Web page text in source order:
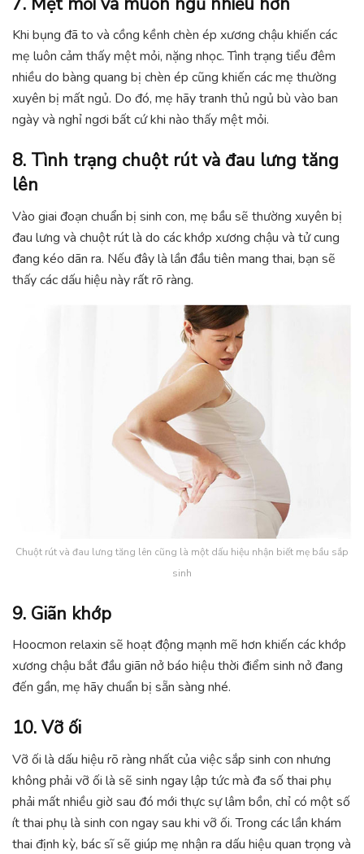
Khi bụng đã to và cồng kềnh chèn ép xương chậu khiến các
mẹ luôn cảm thấy mệt mỏi, nặng nhọc. Tình trạng tiểu đêm
nhiều do bàng quang bị chèn ép cũng khiến các mẹ thường
xuyên bị mất ngủ. Do đó, mẹ hãy tranh thủ ngủ bù vào ban
ngày và nghỉ ngơi bất cứ khi nào thấy mệt mỏi.
8. Tình trạng chuột rút và đau lưng tăng
lên
Vào giai đoạn chuẩn bị sinh con, mẹ bầu sẽ thường xuyên bị
đau lưng và chuột rút là do các khớp xương chậu và tử cung
đang kéo dãn ra. Nếu đây là lần đầu tiên mang thai, bạn sẽ
thấy các dấu hiệu này rất rõ ràng.
Chuột rút và đau lưng tăng lên cũng là một dấu hiệu nhận biết mẹ bầu sắp
sinh
9. Giãn khớp
Hoocmon relaxin sẽ hoạt động mạnh mẽ hơn khiến các khớp
xương chậu bắt đầu giãn nở báo hiệu thời điểm sinh nở đang
đến gần, mẹ hãy chuẩn bị sẵn sàng nhé.
10. Vỡ ối
Vỡ ối là dấu hiệu rõ ràng nhất của việc sắp sinh con nhưng
không phải vỡ ối là sẽ sinh ngay lập tức mà đa số thai phụ
phải mất nhiều giờ sau đó mới thực sự lâm bồn, chỉ có một số
ít thai phụ là sinh con ngay sau khi vỡ ối. Trong các lần khám
thai định kỳ, bác sĩ sẽ giúp mẹ nhận ra dấu hiệu quan trọng và